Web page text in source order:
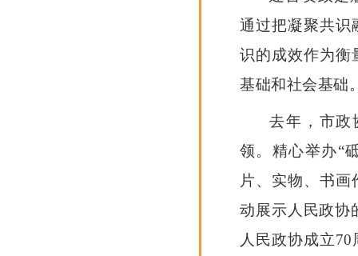
通过把凝聚共识
识的成效作为衡
基础和社会基础
去年，市政
领。精心举办“
片、实物、书
动展示人民政协
人民政协成立